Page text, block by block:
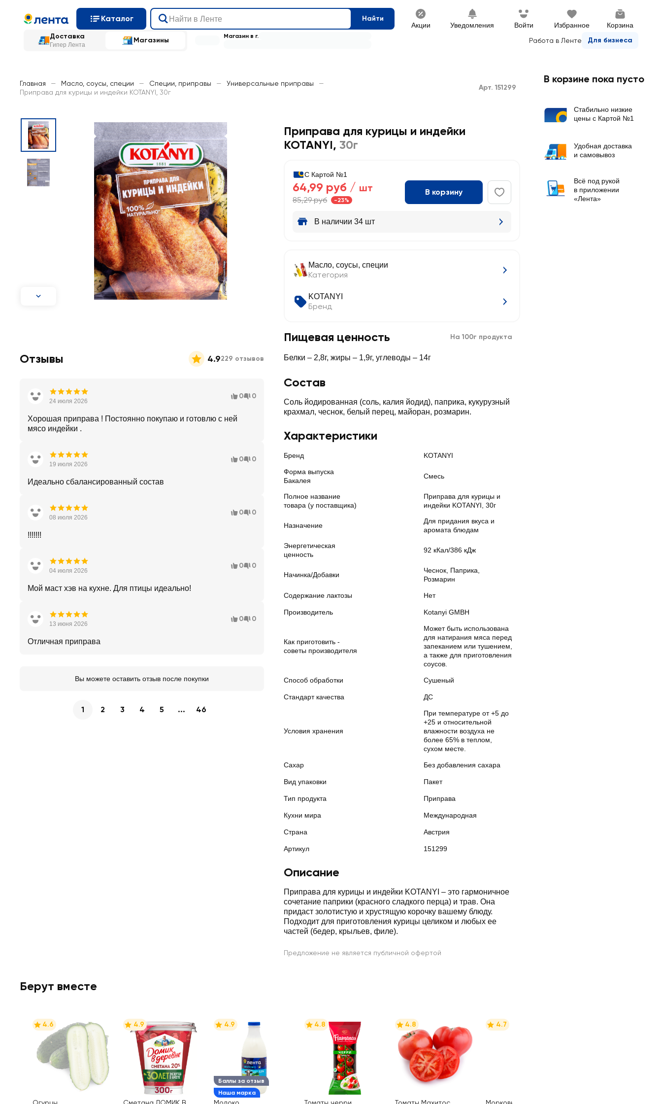
Каталог Найти
Акции Уведомления Войти Избранное Корзина
Доставка
Гипер Лента
Магазины Работа в Ленте Для бизнеса
Магазин в г.
Главная — Масло, соусы, специи — Специи, приправы — Универсальные приправы
—
Приправа для курицы и индейки KOTANYI, 30г
Арт. 151299
Приправа для курицы и индейки
KOTANYI, 30г
С Картой №1
64,99 руб / шт
85,29 руб -23%
В корзину
В наличии 34 шт
Масло, соусы, специи
Категория
KOTANYI
Бренд
Пищевая ценность На 100г продукта
Белки – 2,8г, жиры – 1,9г, углеводы – 14г
Состав
Соль йодированная (соль, калия йодид), паприка, кукурузный
крахмал, чеснок, белый перец, майоран, розмарин.
Характеристики
Бренд KOTANYI
Форма выпуска
Бакалея
Смесь
Полное название
товара (у поставщика)
Приправа для курицы и
индейки KOTANYI, 30г
Назначение
Для придания вкуса и
аромата блюдам
Энергетическая
ценность
92 кКал/386 кДж
Начинка/Добавки
Чеснок, Паприка,
Розмарин
Содержание лактозы Нет
Производитель Kotanyi GMBH
Как приготовить -
советы производителя
Может быть использована
для натирания мяса перед
запеканием или тушением,
а также для приготовления
соусов.
Способ обработки Сушеный
Стандарт качества ДС
Условия хранения
При температуре от +5 до
+25 и относительной
влажности воздуха не
более 65% в теплом,
сухом месте.
Сахар Без добавления сахара
Вид упаковки Пакет
Тип продукта Приправа
Кухни мира Международная
Страна Австрия
Артикул 151299
Описание
Приправа для курицы и индейки KOTANYI – это гармоничное
сочетание паприки (красного сладкого перца) и трав. Она
придаст золотистую и хрустящую корочку вашему блюду.
Подходит для приготовления курицы целиком и любых ее
частей (бедер, крыльев, филе).
Предложение не является публичной офертой
Отзывы 4.9229 отзывов
24 июля 2026
0 0
Хорошая приправа ! Постоянно покупаю и готовлю с ней
мясо индейки .
19 июля 2026
0 0
Идеально сбалансированный состав
08 июля 2026
0 0
!!!!!!!
04 июля 2026
0 0
Мой маст хэв на кухне. Для птицы идеально!
13 июня 2026
0 0
Отличная приправа
Вы можете оставить отзыв после покупки
1 2 3 4 5 ... 46
Берут вместе
4.6 4.9
Баллы за отзыв
Наша марка
4.9 4.8 4.8 4.7
В корзине пока пусто
Стабильно низкие
цены с Картой №1
Удобная доставка
и самовывоз
Всё под рукой
в приложении
«Лента»